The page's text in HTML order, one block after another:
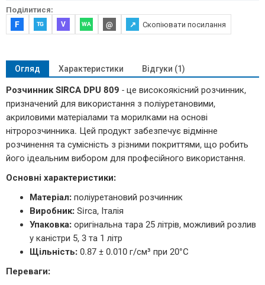
Поділитися:
F TG V WA @ ↗ Скопіювати посилання
Огляд Характеристики Відгуки (1)
Розчинник SIRCA DPU 809 - це високоякісний розчинник,
призначений для використання з поліуретановими,
акриловими матеріалами та морилками на основі
нітророзчинника. Цей продукт забезпечує відмінне
розчинення та сумісність з різними покриттями, що робить
його ідеальним вибором для професійного використання.
Основні характеристики:
Матеріал: поліуретановий розчинник
Виробник: Sirca, Італія
Упаковка: оригінальна тара 25 літрів, можливий розлив
у каністри 5, 3 та 1 літр
Щільність: 0.87 ± 0.010 г/см³ при 20°C
Переваги: